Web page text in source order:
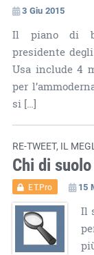
3 Giu 2015
Il piano di
presidente
Usa include 4
per
si […]
RE-TWEET, IL
Chi di
ET.Pro 15
Il